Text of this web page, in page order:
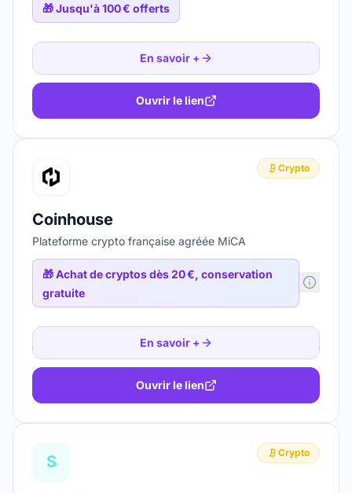
🎁Jusqu'à 100 € offerts
En savoir +
Ouvrir le lien
Crypto
Coinhouse
Plateforme crypto française agréée MiCA
🎁Achat de cryptos dès 20 €, conservation
gratuite
En savoir +
Ouvrir le lien
S Crypto